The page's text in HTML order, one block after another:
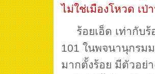
ไม่ใช่เมืองโหวด เป่
ร้อยเอ็ด เท่ากับร้
101 ในพจนานุกรม
มากตั้งร้อย มีตัวอย่